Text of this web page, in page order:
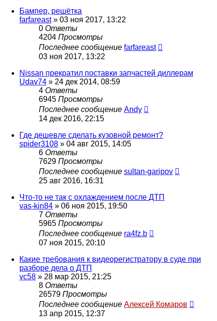
Бампер, решётка
farfareast» 03 ноя 2017, 13:22
0 Ответы
4204 Просмотры
Последнее сообщение farfareast
03 ноя 2017, 13:22
Nissan прекратил поставки запчастей диллерам
Udav74 » 24 дек 2014, 08:59
4 Ответы
6945 Просмотры
Последнее сообщение Andy
14 дек 2016, 22:15
Где дешевле сделать кузовной ремонт?
spider3108 » 04 авг 2015, 14:05
6 Ответы
7629 Просмотры
Последнее сообщение sultan-garipov
25 авг 2016, 16:31
Что-то не так с охлаждением после ДТП
vas-kin84 » 06 ноя 2015, 19:50
7 Ответы
5965 Просмотры
Последнее сообщение ra4fz.b
07 ноя 2015, 20:10
Какие требования к видеорегистратору в суде при
разборе дела о ДТП
vc58 » 28 мар 2015, 21:25
8 Ответы
26579 Просмотры
Последнее сообщение Алексей Комаров
13 апр 2015, 12:37